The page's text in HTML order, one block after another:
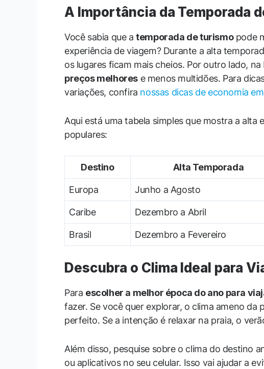
A Importância da Temporada
Você sabia que atemporada de turismopode
experiência de viagem? Durante a alta
os lugares ficam mais cheios. Por outro lado,
preços melhores e menos multidões. Para
variações, confira nossas dicas de economia
Aqui está uma tabela simples que mostra a alta
populares:
Destino Alta Temporada
Europa Junho a Agosto
Caribe Dezembro a Abril
Brasil Dezembro a Fevereiro
Descubra o Clima Ideal para
Para escolher a melhor época do ano para
fazer. Se você quer explorar, o clima ameno da
perfeito. Se a intenção é relaxar na praia, o
Além disso, pesquise sobre o clima do destino
ou aplicativos no seu celular. Isso vai ajudar a